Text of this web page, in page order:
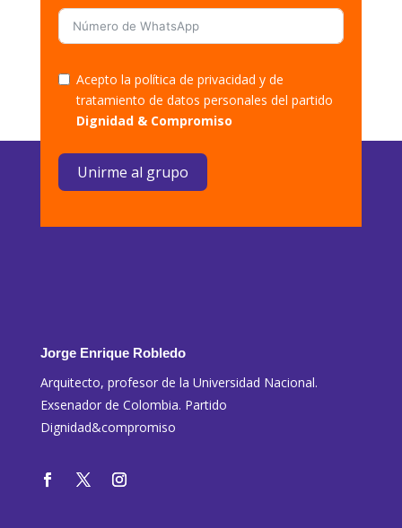
Acepto la política de privacidad y de
tratamiento de datos personales del partido
Dignidad & Compromiso
Unirme al grupo
Jorge Enrique Robledo
Arquitecto, profesor de la Universidad Nacional.
Exsenador de Colombia. Partido
Dignidad&compromiso